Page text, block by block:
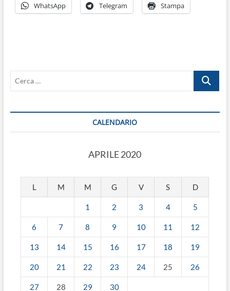
WhatsApp Telegram Stampa
Cerca
CALENDARIO
APRILE 2020
L M M G V S D
1 2 3 4 5
6 7 8 9 10 11 12
13 14 15 16 17 18 19
20 21 22 23 24 25 26
27 28 29
30